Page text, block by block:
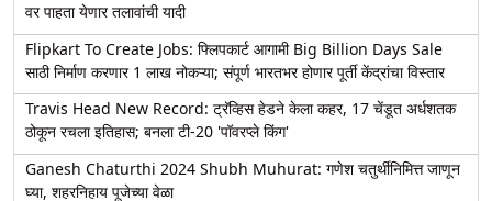
वर पाहता येणार तलावांची यादी
Flipkart To Create Jobs: फ्लिपकार्ट आगामी Big Billion Days Sale
साठी निर्माण करणार 1 लाख नोकऱ्या; संपूर्ण भारतभर होणार पूर्ती केंद्रांचा विस्तार
Travis Head New Record: ट्रॅव्हिस हेडने केला कहर, 17 चेंडूत अर्धशतक
ठोकून रचला इतिहास; बनला टी-20 'पॉवरप्ले किंग'
Ganesh Chaturthi 2024 Shubh Muhurat: गणेश चतुर्थीनिमित्त जाणून
घ्या, शहरनिहाय पूजेच्या वेळा